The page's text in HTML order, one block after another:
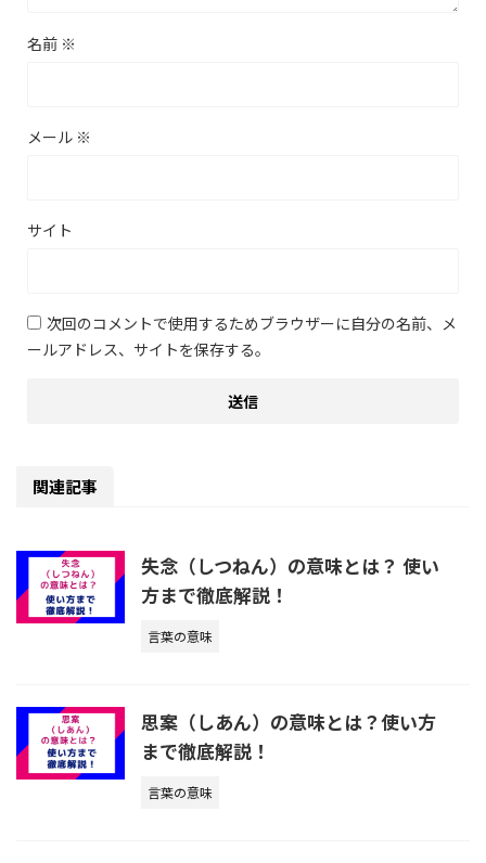
名前 ※
メール ※
サイト
次回のコメントで使用するためブラウザーに自分の名前、メ
ールアドレス、サイトを保存する。
関連記事
失念（しつねん）の意味とは？ 使い
方まで徹底解説！
言葉の意味
思案（しあん）の意味とは？使い方
まで徹底解説！
言葉の意味